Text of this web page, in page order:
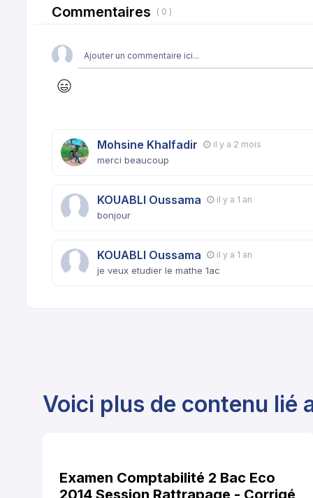
Commentaires ( 0 )
Mohsine Khalfadir il y a 2 mois
merci beaucoup
KOUABLI Oussama il y a 1 an
bonjour
KOUABLI Oussama il y a 1 an
je veux etudier le mathe 1ac
Voici plus de contenu lié
Examen Comptabilité 2 Bac Eco